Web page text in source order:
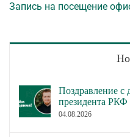
Запись на посещение
Поздравление с
президента
04.08.2026